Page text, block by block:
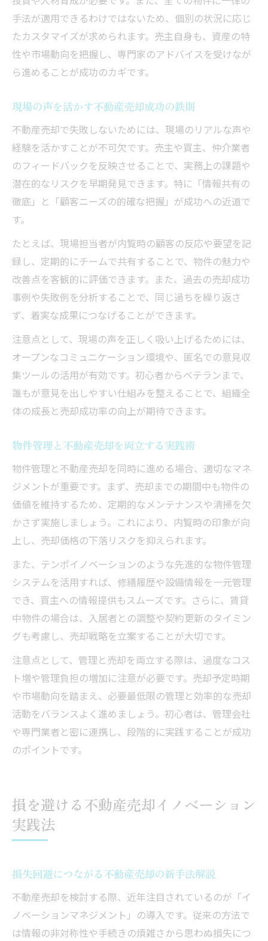
手法が適用できるわけではないため、個別の状況に応じ
たカスタマイズが求められます。売主自身も、資産の特
性や市場動向を把握し、専門家のアドバイスを受けなが
ら進めることが成功のカギです。
現場の声を活かす不動産売却成功の鉄則
不動産売却で失敗しないためには、現場のリアルな声や
経験を活かすことが不可欠です。売主や買主、仲介業者
のフィードバックを反映させることで、実務上の課題や
潜在的なリスクを早期発見できます。特に「情報共有の
徹底」と「顧客ニーズの的確な把握」が成功への近道で
す。
たとえば、現場担当者が内覧時の顧客の反応や要望を記
録し、定期的にチームで共有することで、物件の魅力や
改善点を客観的に評価できます。また、過去の売却成功
事例や失敗例を分析することで、同じ過ちを繰り返さ
ず、着実な成果につなげることができます。
注意点として、現場の声を正しく吸い上げるためには、
オープンなコミュニケーション環境や、匿名での意見収
集ツールの活用が有効です。初心者からベテランまで、
誰もが意見を出しやすい仕組みを整えることで、組織全
体の成長と売却成功率の向上が期待できます。
物件管理と不動産売却を両立する実践術
物件管理と不動産売却を同時に進める場合、適切なマネ
ジメントが重要です。まず、売却までの期間中も物件の
価値を維持するため、定期的なメンテナンスや清掃を欠
かさず実施しましょう。これにより、内覧時の印象が向
上し、売却価格の下落リスクを抑えられます。
また、テンポイノベーションのような先進的な物件管理
システムを活用すれば、修繕履歴や設備情報を一元管理
でき、買主への情報提供もスムーズです。さらに、賃貸
中物件の場合は、入居者との調整や契約更新のタイミン
グも考慮し、売却戦略を立案することが大切です。
注意点として、管理と売却を両立する際は、過度なコス
ト増や管理負担の増加に注意が必要です。売却予定時期
や市場動向を踏まえ、必要最低限の管理と効率的な売却
活動をバランスよく進めましょう。初心者は、管理会社
や専門業者と密に連携し、段階的に実践することが成功
のポイントです。
損を避ける不動産売却イノベーション
実践法
損失回避につながる不動産売却の新手法解説
不動産売却を検討する際、近年注目されているのが「イ
ノベーションマネジメント」の導入です。従来の方法で
は情報の非対称性や手続きの煩雑さから思わぬ損失につ